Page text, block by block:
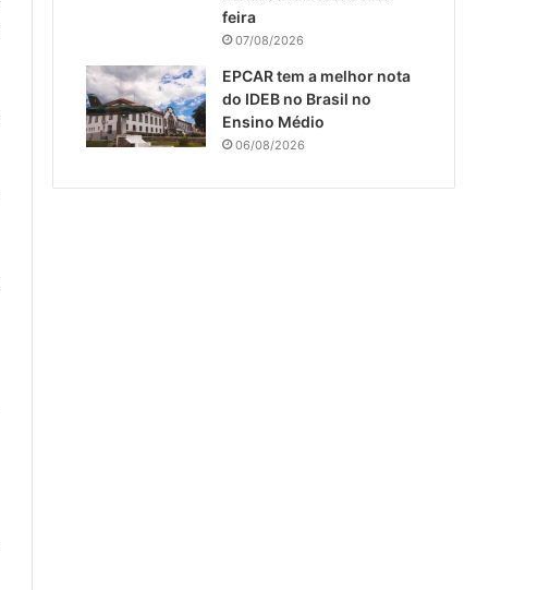
feira
07/08/2026
EPCAR tem a melhor nota
do IDEB no Brasil no
Ensino Médio
06/08/2026